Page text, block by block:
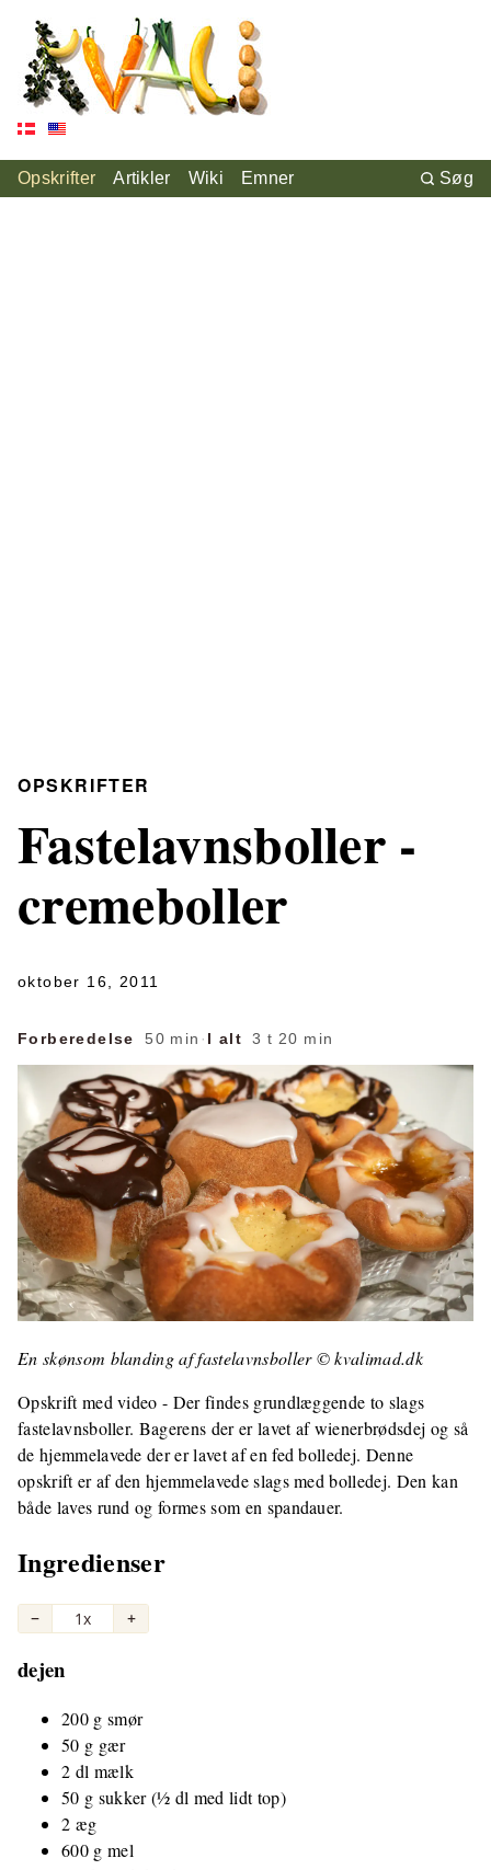
Opskrifter Artikler Wiki Emner Søg
OPSKRIFTER
Fastelavnsboller -
cremeboller
oktober 16, 2011
Forberedelse 50 min · I alt 3 t 20 min
En skønsom blanding af fastelavnsboller © kvalimad.dk
Opskrift med video - Der findes grundlæggende to slags
fastelavnsboller. Bagerens der er lavet af wienerbrødsdej og så
de hjemmelavede der er lavet af en fed bolledej. Denne
opskrift er af den hjemmelavede slags med bolledej. Den kan
både laves rund og formes som en spandauer.
Ingredienser
− 1x +
dejen
200 g smør
50 g gær
2 dl mælk
50 g sukker (½ dl med lidt top)
2 æg
600 g mel